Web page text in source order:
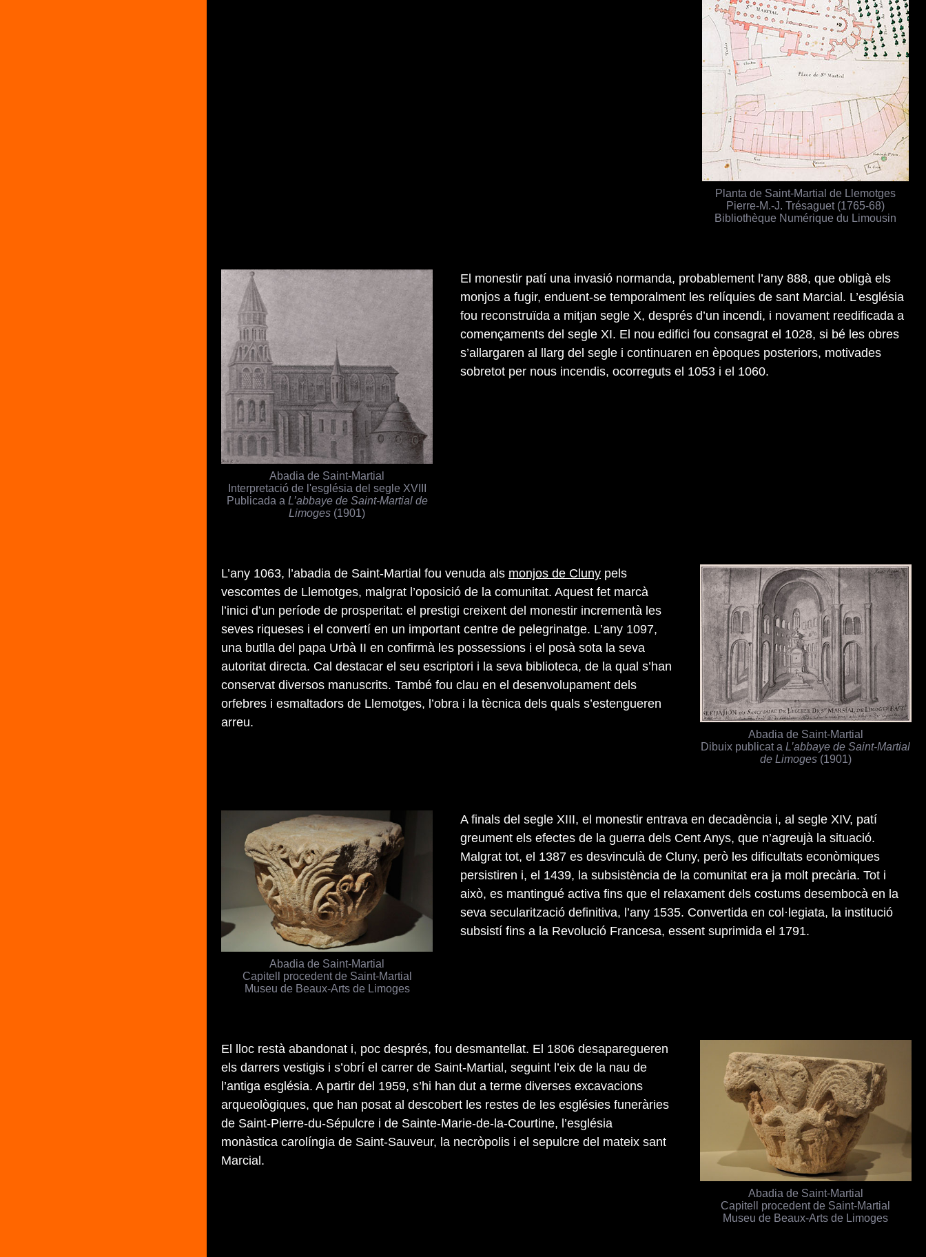
Planta de Saint-Martial de Llemotges
Pierre-M.-J. Trésaguet (1765-68)
Bibliothèque Numérique du Limousin
Abadia de Saint-Martial
Interpretació de l'església del segle XVIII
Publicada a L’abbaye de Saint-Martial de
Limoges (1901)
El monestir patí una invasió normanda, probablement l’any 888, que obligà els
monjos a fugir, enduent-se temporalment les relíquies de sant Marcial. L’església
fou reconstruïda a mitjan segle X, després d’un incendi, i novament reedificada a
començaments del segle XI. El nou edifici fou consagrat el 1028, si bé les obres
s’allargaren al llarg del segle i continuaren en èpoques posteriors, motivades
sobretot per nous incendis, ocorreguts el 1053 i el 1060.
L’any 1063, l’abadia de Saint-Martial fou venuda als monjos de Cluny pels
vescomtes de Llemotges, malgrat l’oposició de la comunitat. Aquest fet marcà
l’inici d’un període de prosperitat: el prestigi creixent del monestir incrementà les
seves riqueses i el convertí en un important centre de pelegrinatge. L’any 1097,
una butlla del papa Urbà II en confirmà les possessions i el posà sota la seva
autoritat directa. Cal destacar el seu escriptori i la seva biblioteca, de la qual s’han
conservat diversos manuscrits. També fou clau en el desenvolupament dels
orfebres i esmaltadors de Llemotges, l’obra i la tècnica dels quals s’estengueren
arreu.
Abadia de Saint-Martial
Dibuix publicat aL’abbaye de Saint-Martial
de Limoges(1901)
Abadia de Saint-Martial
Capitell procedent de Saint-Martial
Museu de Beaux-Arts de Limoges
A finals del segle XIII, el monestir entrava en decadència i, al segle XIV, patí
greument els efectes de la guerra dels Cent Anys, que n’agreujà la situació.
Malgrat tot, el 1387 es desvinculà de Cluny, però les dificultats econòmiques
persistiren i, el 1439, la subsistència de la comunitat era ja molt precària. Tot i
això, es mantingué activa fins que el relaxament dels costums desembocà en la
seva secularització definitiva, l’any 1535. Convertida en col·legiata, la institució
subsistí fins a la Revolució Francesa, essent suprimida el 1791.
El lloc restà abandonat i, poc després, fou desmantellat. El 1806 desaparegueren
els darrers vestigis i s’obrí el carrer de Saint-Martial, seguint l’eix de la nau de
l’antiga església. A partir del 1959, s’hi han dut a terme diverses excavacions
arqueològiques, que han posat al descobert les restes de les esglésies funeràries
de Saint-Pierre-du-Sépulcre i de Sainte-Marie-de-la-Courtine, l’església
monàstica carolíngia de Saint-Sauveur, la necròpolis i el sepulcre del mateix sant
Marcial.
Abadia de Saint-Martial
Capitell procedent de Saint-Martial
Museu de Beaux-Arts de Limoges